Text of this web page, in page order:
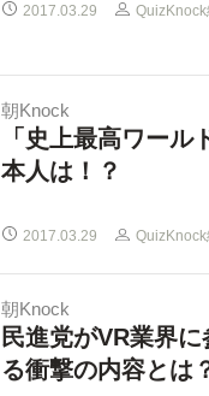
2017.03.29 QuizKnock
朝Knock
「史上最高ワール
本人は！？
2017.03.29 QuizKnock
朝Knock
民進党がVR業界
る衝撃の内容とは